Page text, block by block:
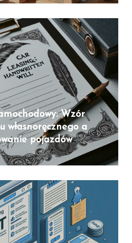
Wzór
własnoręcznego a
pojazdów